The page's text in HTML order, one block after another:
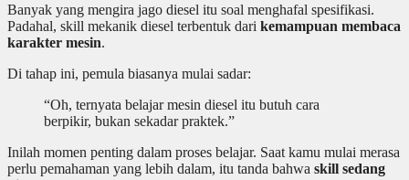
Banyak yang mengira jago diesel itu soal menghafal spesifikasi.
Padahal, skill mekanik diesel terbentuk dari kemampuan membaca
karakter mesin.
Di tahap ini, pemula biasanya mulai sadar:
“Oh, ternyata belajar mesin diesel itu butuh cara
berpikir, bukan sekadar praktek.”
Inilah momen penting dalam proses belajar. Saat kamu mulai merasa
perlu pemahaman yang lebih dalam, itu tanda bahwa skill sedang